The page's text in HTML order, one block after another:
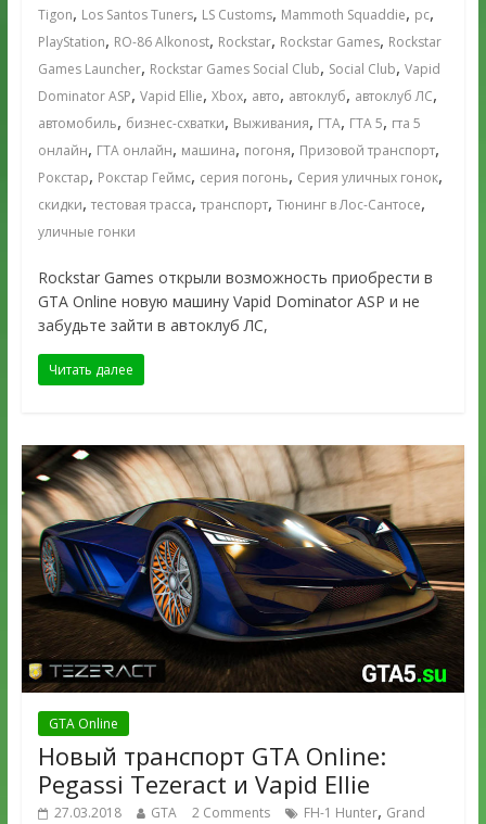
Tigon, Los Santos Tuners, LS Customs, Mammoth Squaddie, pc,
PlayStation, RO-86 Alkonost, Rockstar, Rockstar Games, Rockstar
Games Launcher, Rockstar Games Social Club, Social Club, Vapid
Dominator ASP, Vapid Ellie, Xbox, авто, автоклуб, автоклуб ЛС,
автомобиль, бизнес-схватки, Выживания, ГТА, ГТА 5, гта 5
онлайн, ГТА онлайн, машина, погоня, Призовой транспорт,
Рокстар, Рокстар Геймс, серия погонь, Серия уличных гонок,
скидки, тестовая трасса, транспорт, Тюнинг в Лос-Сантосе,
уличные гонки
Rockstar Games открыли возможность приобрести в
GTA Online новую машину Vapid Dominator ASP и не
забудьте зайти в автоклуб ЛС,
Читать далее
GTA Online
Новый транспорт GTA Online:
Pegassi Tezeract и Vapid Ellie
27.03.2018 GTA 2 Comments FH-1 Hunter, Grand